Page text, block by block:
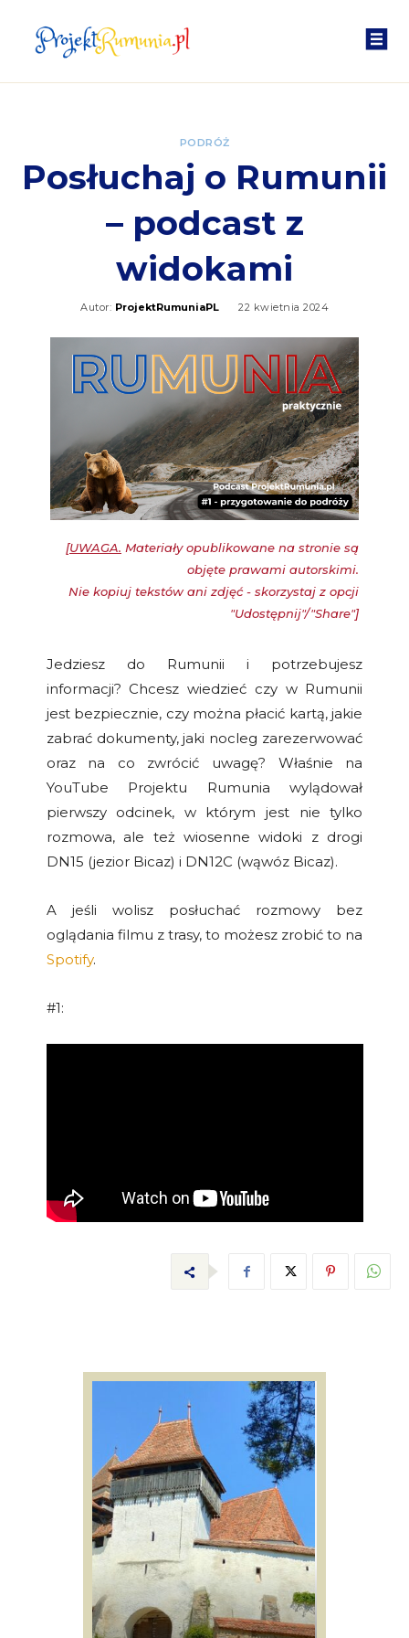
PODRÓŻ
Posłuchaj o Rumunii
– podcast z
widokami
Autor: ProjektRumuniaPL 22 kwietnia 2024
[UWAGA. Materiały opublikowane na stronie są
objęte prawami autorskimi.
Nie kopiuj tekstów ani zdjęć - skorzystaj z opcji
"Udostępnij"/"Share"]
Jedziesz do Rumunii i potrzebujesz
informacji? Chcesz wiedzieć czy w Rumunii
jest bezpiecznie, czy można płacić kartą, jakie
zabrać dokumenty, jaki nocleg zarezerwować
oraz na co zwrócić uwagę? Właśnie na
YouTube Projektu Rumunia wylądował
pierwszy odcinek, w którym jest nie tylko
rozmowa, ale też wiosenne widoki z drogi
DN15 (jezior Bicaz) i DN12C (wąwóz Bicaz).
A jeśli wolisz posłuchać rozmowy bez
oglądania filmu z trasy, to możesz zrobić to na
Spotify.
#1: